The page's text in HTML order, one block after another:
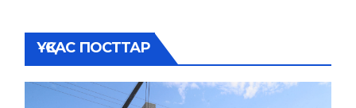
ҰҚСАС ПОСТТАР